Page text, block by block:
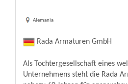
Alemania
Rada Armaturen GmbH
Als Tochtergesellschaft eines
Unternehmens steht die Rada